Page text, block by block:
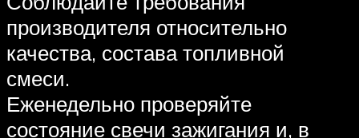
производителя относительно
качества, состава топливной
смеси.
Еженедельно проверяйте
состояние свечи зажигания и, в